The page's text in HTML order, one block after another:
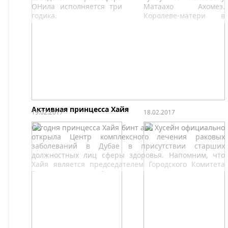
ОНила исполняется три
годика.
Матаахо Ахомеэ.
Королеве-матери в
мае прошлого года
Активная принцесса Хайя
Сегодня принцесса Хайя бинт аль Хусейн официально
открыла Центр комплексного лечения раковых
заболеваний в Дубае в присутствии старших
должностных лиц сферы здоровья. Напомним, что
Хайя является председателем Городского Комитета
Здравоохранения. Для делегации провели экскурсию
19.02.2017 18.02.2017